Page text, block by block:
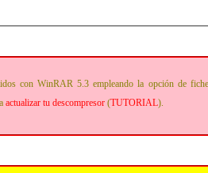
con WinRAR 5.3 empleando la opción de
actualizar tu descompresor (TUTORIAL).